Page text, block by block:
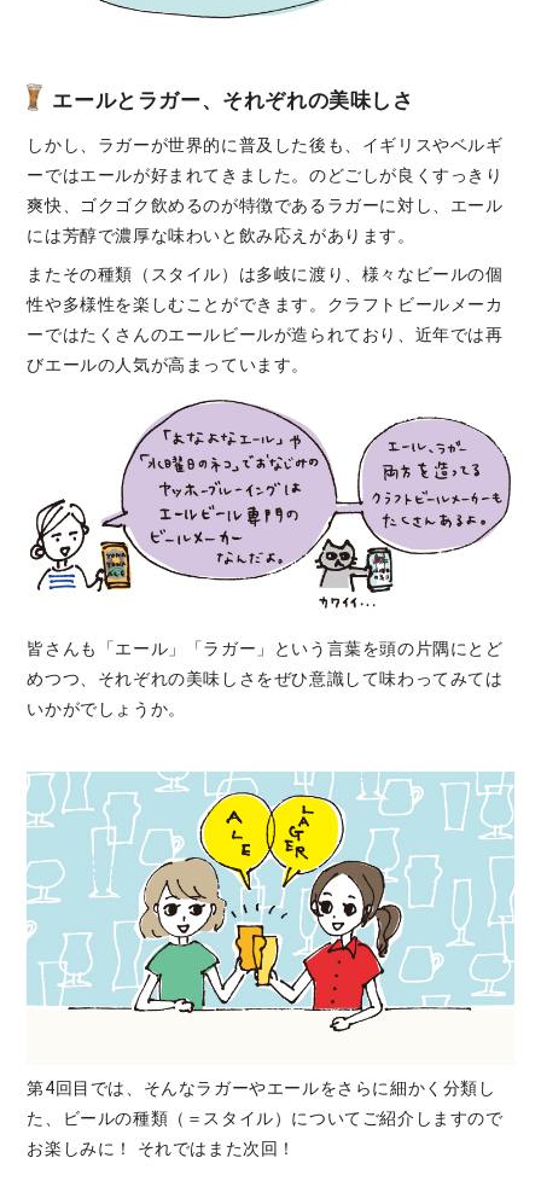
エールとラガー、それぞれの美味しさ
しかし、ラガーが世界的に普及した後も、イギリスやベルギ
ーではエールが好まれてきました。のどごしが良くすっきり
爽快、ゴクゴク飲めるのが特徴であるラガーに対し、エール
には芳醇で濃厚な味わいと飲み応えがあります。
またその種類（スタイル）は多岐に渡り、様々なビールの個
性や多様性を楽しむことができます。クラフトビールメーカ
ーではたくさんのエールビールが造られており、近年では再
びエールの人気が高まっています。
皆さんも「エール」「ラガー」という言葉を頭の片隅にとど
めつつ、それぞれの美味しさをぜひ意識して味わってみては
いかがでしょうか。
第4回目では、そんなラガーやエールをさらに細かく分類し
た、ビールの種類（＝スタイル）についてご紹介しますので
お楽しみに！ それではまた次回！